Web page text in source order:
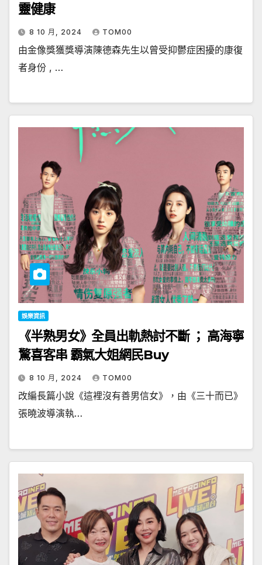
靈健康
8 10 月, 2024 TOM00
由金像獎獲獎導演陳德森先生以曾受抑鬱症困擾的康復
者身份 , …
娛樂資訊
《半熟男女》全員出軌熱討不斷 ； 高海寧
驚喜客串 霸氣大姐網民Buy
8 10 月, 2024 TOM00
改編長篇小說《這裡沒有善男信女》，由《三十而已》
張曉波導演執…